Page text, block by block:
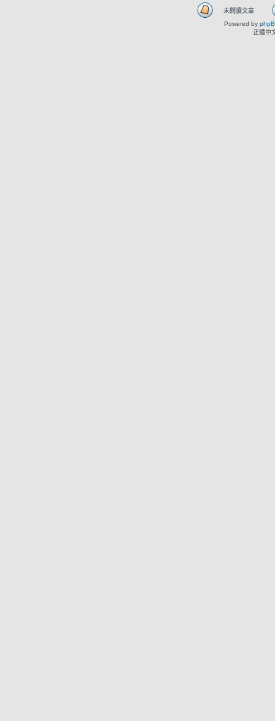
未閱讀文章
Powered by
正體中